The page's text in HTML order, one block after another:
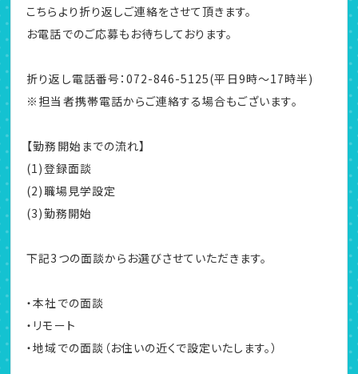
こちらより折り返しご連絡をさせて頂きます。
お電話でのご応募もお待ちしております。
折り返し電話番号：072-846-5125(平日9時～17時半)
※担当者携帯電話からご連絡する場合もございます。
【勤務開始までの流れ】
(1)登録面談
(2)職場見学設定
(3)勤務開始
下記3つの面談からお選びさせていただきます。
・本社での面談
・リモート
・地域での面談（お住いの近くで設定いたします。）